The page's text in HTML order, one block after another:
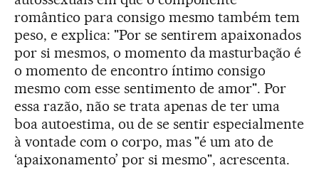
romântico para consigo mesmo também tem
peso, e explica: "Por se sentirem apaixonados
por si mesmos, o momento da masturbação é
o momento de encontro íntimo consigo
mesmo com esse sentimento de amor". Por
essa razão, não se trata apenas de ter uma
boa autoestima, ou de se sentir especialmente
à vontade com o corpo, mas "é um ato de
‘apaixonamento’ por si mesmo", acrescenta.